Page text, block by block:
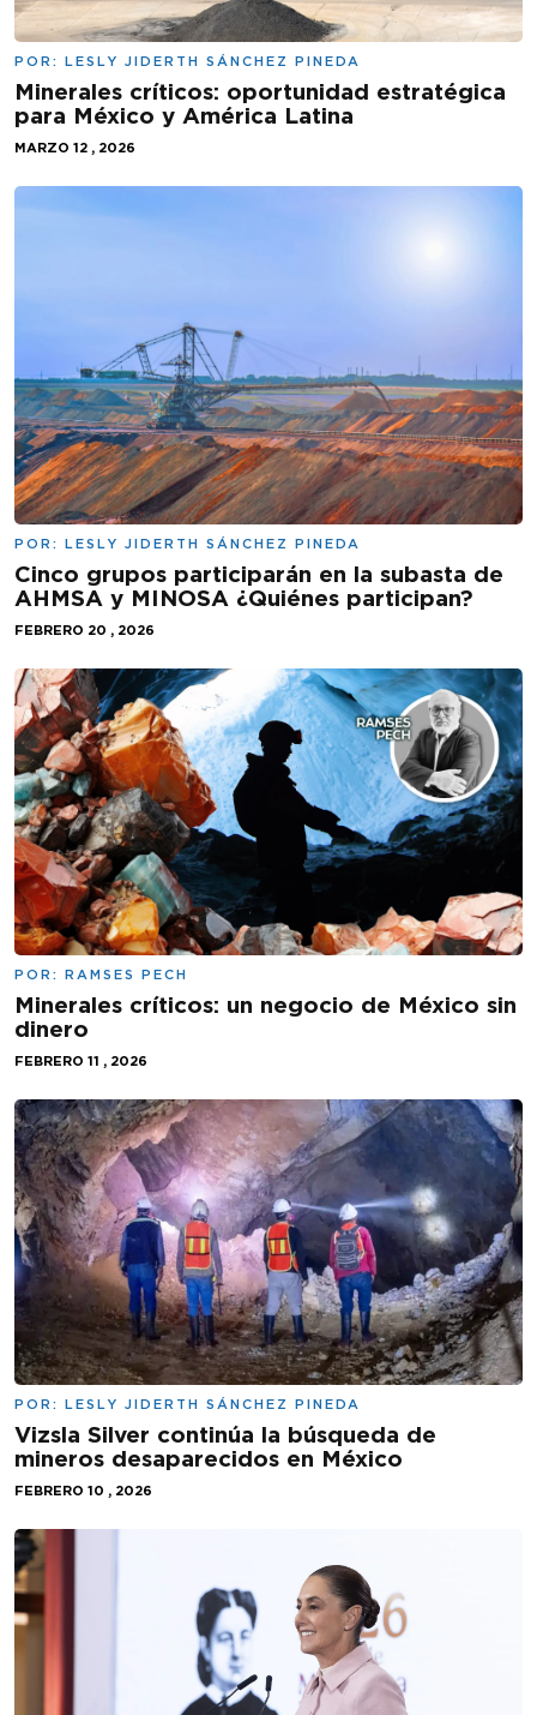
POR: LESLY JIDERTH SÁNCHEZ PINEDA
Minerales críticos: oportunidad estratégica
para México y América Latina
MARZO 12 , 2026
POR: LESLY JIDERTH SÁNCHEZ PINEDA
Cinco grupos participarán en la subasta de
AHMSA y MINOSA ¿Quiénes participan?
FEBRERO 20 , 2026
POR: RAMSES PECH
Minerales críticos: un negocio de México sin
dinero
FEBRERO 11 , 2026
POR: LESLY JIDERTH SÁNCHEZ PINEDA
Vizsla Silver continúa la búsqueda de
mineros desaparecidos en México
FEBRERO 10 , 2026